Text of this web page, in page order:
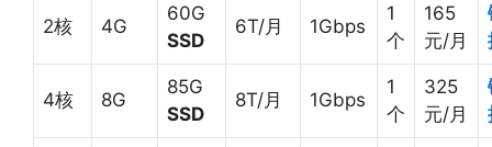
2核 4G
60G
SSD
6T/月 1Gbps
1
个
165
元/月
4核 8G
85G
SSD
8T/月 1Gbps
1
个
325
元/月